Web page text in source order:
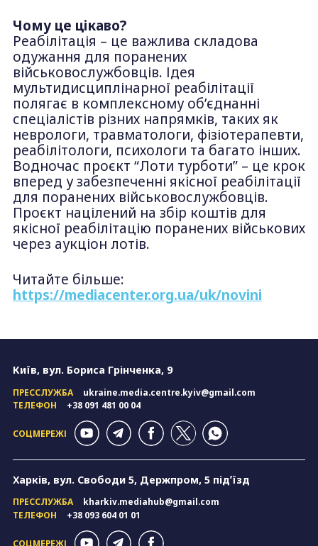
Чому це цікаво?
Реабілітація – це важлива складова
одужання для поранених
військовослужбовців. Ідея
мультидисциплінарної реабілітації
полягає в комплексному об’єднанні
спеціалістів різних напрямків, таких як
неврологи, травматологи, фізіотерапевти,
реабілітологи, психологи та багато інших.
Водночас проєкт “Лоти турботи” – це крок
вперед у забезпеченні якісної реабілітації
для поранених військовослужбовців.
Проєкт націлений на збір коштів для
якісної реабілітацію поранених військових
через аукціон лотів.
Читайте більше:
https://mediacenter.org.ua/uk/novini
Київ, вул. Бориса Грінченка, 9
ПРЕССЛУЖБА
ukraine.media.centre.kyiv@gmail.com
ТЕЛЕФОН
+38 091 481 00 04
СОЦМЕРЕЖІ
Харків, вул. Свободи 5, Держпром, 5 підʼїзд
ПРЕССЛУЖБА
kharkiv.mediahub@gmail.com
ТЕЛЕФОН
+38 093 604 01 01
СОЦМЕРЕЖІ